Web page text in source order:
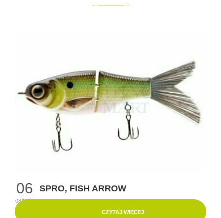
06
08/2026
SPRO, FISH ARROW
CZYTAJ WIĘCEJ